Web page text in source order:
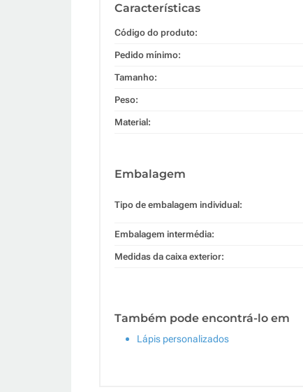
Características
Código do produto:
Pedido mínimo:
Tamanho:
Peso:
Material:
Embalagem
Tipo de embalagem individual:
Embalagem intermédia:
Medidas da caixa exterior:
Também pode encontrá-lo em
Lápis personalizados